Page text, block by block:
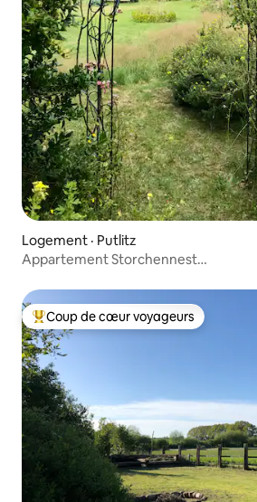
Logement · Putlitz
Appartement Storchennest
Coup de cœur voyageurs parmi les
Coup de cœur voyageurs